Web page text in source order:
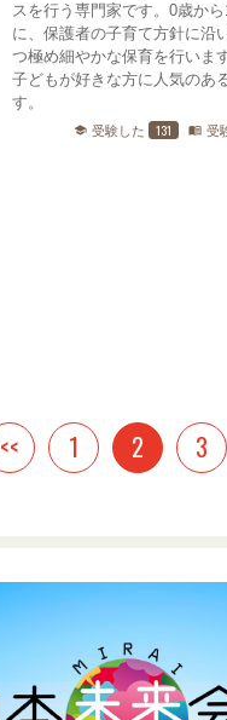
スを行う専門家です。0歳か
に、保護者の子育て方針に沿
つ極め細やかな保育を行いま
子どもが好きな方に人気のあ
す。
school 受験した 131 menu_book 受
<< 1 2 3